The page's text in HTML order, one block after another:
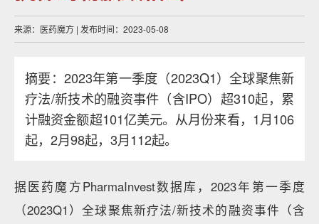
来源：医药魔方 | 发布时间：2023-05-08
摘要：2023年第一季度（2023Q1）全球聚焦新
疗法/新技术的融资事件（含IPO）超310起，累
计融资金额超101亿美元。从月份来看，1月106
起，2月98起，3月112起。
据医药魔方PharmaInvest数据库，2023年第一季度
（2023Q1）全球聚焦新疗法/新技术的融资事件（含